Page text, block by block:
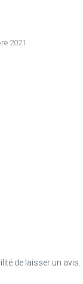
2021
de laisser un avis.